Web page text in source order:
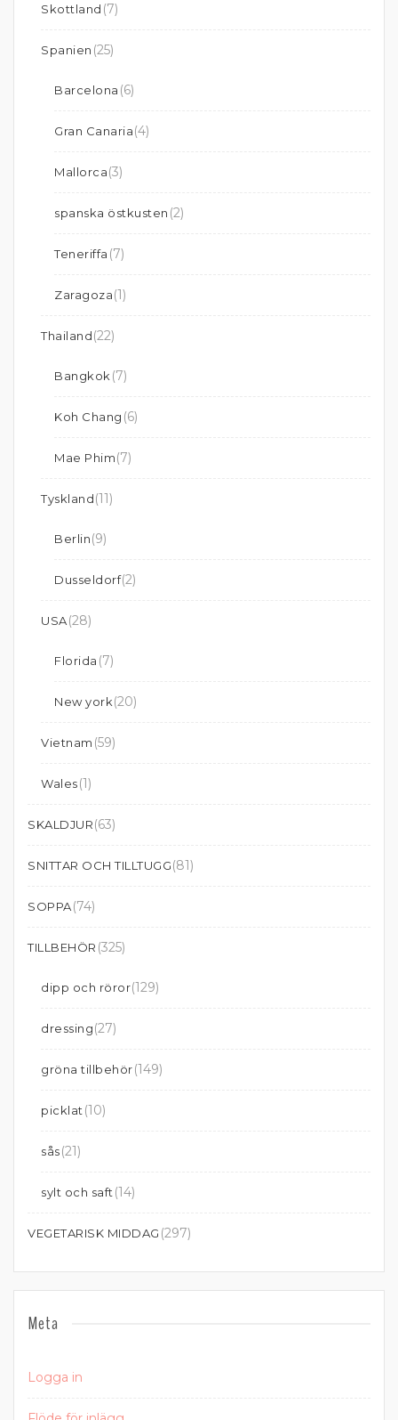
Skottland (7)
Spanien (25)
Barcelona (6)
Gran Canaria(4)
Mallorca(3)
spanska östkusten (2)
Teneriffa (7)
Zaragoza(1)
Thailand(22)
Bangkok(7)
Koh Chang (6)
Mae Phim(7)
Tyskland(11)
Berlin(9)
Dusseldorf(2)
USA(28)
Florida (7)
New york(20)
Vietnam (59)
Wales(1)
SKALDJUR(63)
SNITTAR OCH TILLTUGG(81)
SOPPA(74)
TILLBEHÖR (325)
dipp och röror(129)
dressing(27)
gröna tillbehör(149)
picklat(10)
sås(21)
sylt och saft(14)
VEGETARISK MIDDAG (297)
Meta
Logga in